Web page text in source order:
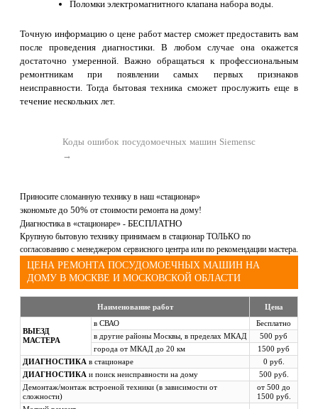
Поломки электромагнитного клапана набора воды.
Точную информацию о цене работ мастер сможет предоставить вам
после проведения диагностики. В любом случае она окажется
достаточно умеренной. Важно обращаться к профессиональным
ремонтникам при появлении самых первых признаков
неисправности. Тогда бытовая техника сможет прослужить еще в
течение нескольких лет.
Коды ошибок посудомоечных машин Siemensc
→
Приносите сломанную технику в наш «стационар»
экономьте до 50% от стоимости ремонта на дому!
Диагностика в «стационаре» - БЕСПЛАТНО
Крупную бытовую технику принимаем в стационар ТОЛЬКО по
согласованию с менеджером сервисного центра или по рекомендации мастера.
ЦЕНА РЕМОНТА ПОСУДОМОЕЧНЫХ МАШИН НА
ДОМУ В МОСКВЕ И МОСКОВСКОЙ ОБЛАСТИ
Наименование работ Цена
ВЫЕЗД
МАСТЕРА
в СВАО
Бесплатно
в другие районы Москвы, в пределах МКАД
500 руб
города от МКАД до 20 км
1500 руб
ДИАГНОСТИКА в стационаре
0 руб.
ДИАГНОСТИКА и поиск неисправности на дому
500 руб.
Демонтаж/монтаж встроеной техники (в зависимости от
сложности)
от 500 до
1500 руб.